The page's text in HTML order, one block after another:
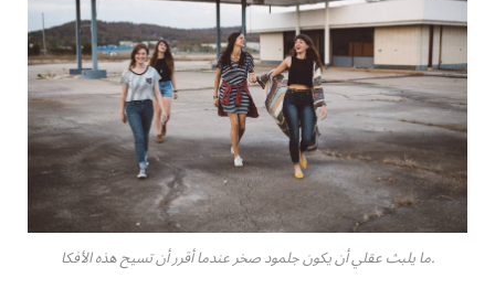
ما يلبث عقلي أن يكون جلمود صخر عندما أقرر أن تسيح هذه الأفكا.